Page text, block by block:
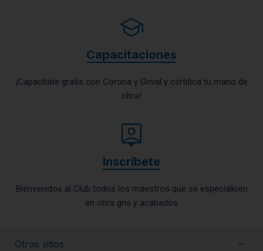
Capacitaciones
¡Capacítate gratis con Corona y Grival y certifica tu mano de
obra!
Inscríbete
Bienvenidos al Club todos los maestros que se especialicen
en obra gris y acabados
Otros sitios